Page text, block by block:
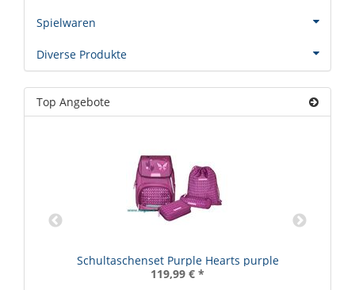
Spielwaren
Diverse Produkte
Top Angebote
Schultaschenset Purple Hearts purple
119,99 € *